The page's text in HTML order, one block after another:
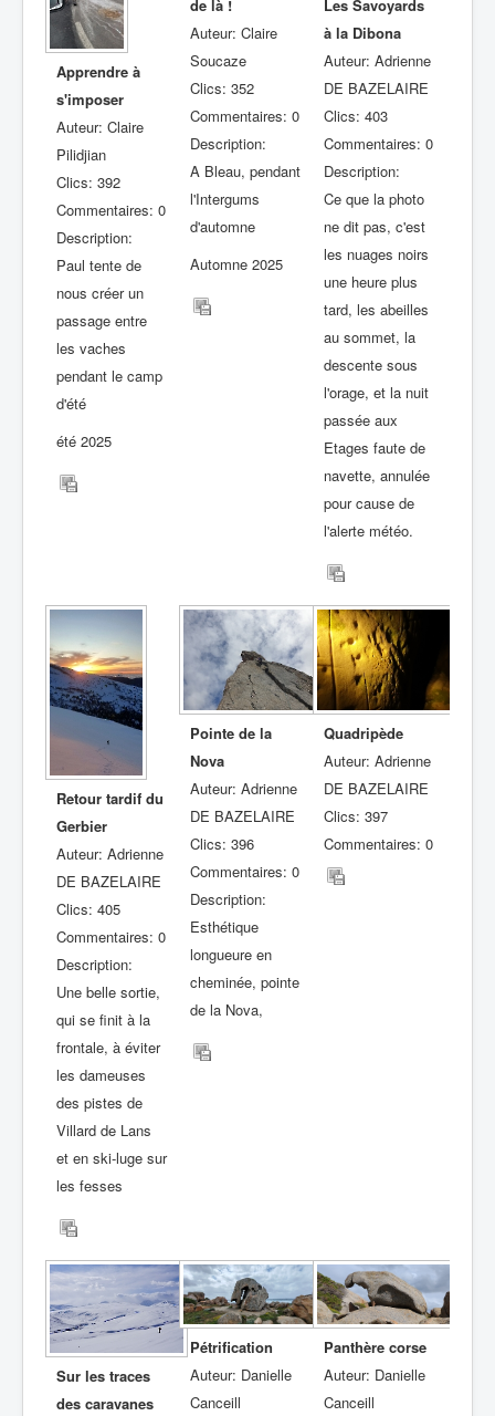
Apprendre à
s'imposer
Auteur: Claire
Pilidjian
Clics: 392
Commentaires: 0
Description:
Paul tente de
nous créer un
passage entre
les vaches
pendant le camp
d'été
été 2025
de là !
Auteur: Claire
Soucaze
Clics: 352
Commentaires: 0
Description:
A Bleau, pendant
l'Intergums
d'automne
Automne 2025
Les Savoyards
à la Dibona
Auteur: Adrienne
DE BAZELAIRE
Clics: 403
Commentaires: 0
Description:
Ce que la photo
ne dit pas, c'est
les nuages noirs
une heure plus
tard, les abeilles
au sommet, la
descente sous
l'orage, et la nuit
passée aux
Etages faute de
navette, annulée
pour cause de
l'alerte météo.
Retour tardif du
Gerbier
Auteur: Adrienne
DE BAZELAIRE
Clics: 405
Commentaires: 0
Description:
Une belle sortie,
qui se finit à la
frontale, à éviter
les dameuses
des pistes de
Villard de Lans
et en ski-luge sur
les fesses
Pointe de la
Nova
Auteur: Adrienne
DE BAZELAIRE
Clics: 396
Commentaires: 0
Description:
Esthétique
longueure en
cheminée, pointe
de la Nova,
Quadripède
Auteur: Adrienne
DE BAZELAIRE
Clics: 397
Commentaires: 0
Sur les traces
des caravanes
Pétrification
Auteur: Danielle
Canceill
Panthère corse
Auteur: Danielle
Canceill